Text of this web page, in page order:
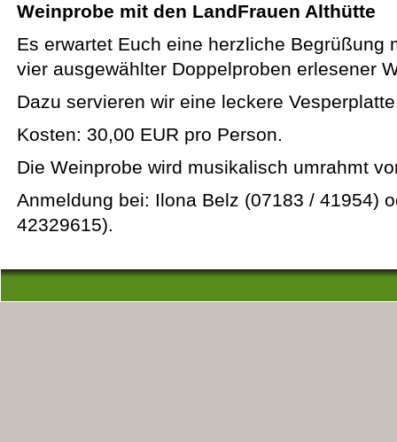
Weinprobe mit den LandFrauen Althütte
Es erwartet Euch eine herzliche Begrüßung
vier ausgewählter Doppelproben erlesener
Dazu servieren wir eine leckere
Kosten: 30,00 EUR pro Person.
Die Weinprobe wird musikalisch umrahmt
Anmeldung bei: Ilona Belz (07183 / 41954)
42329615).